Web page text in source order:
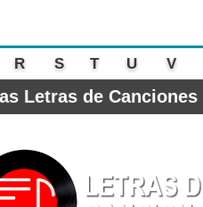
R S T U V
Letras de Canciones